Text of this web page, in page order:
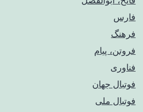
فارس
فرهنگ
فروتن، پیام
فناوری
فوتبال جهان
فوتبال ملی